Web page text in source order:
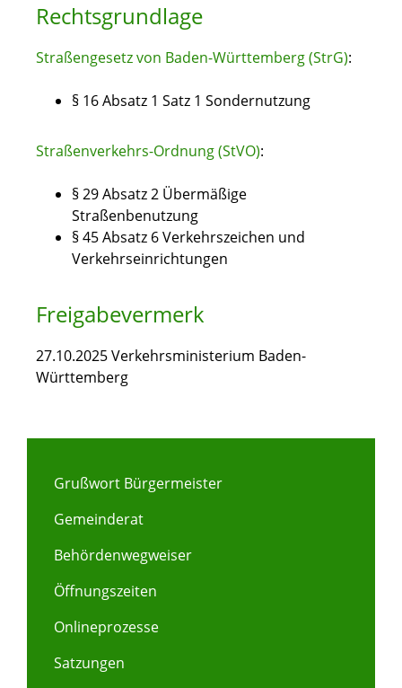
Rechtsgrundlage
Straßengesetz von Baden-Württemberg (StrG):
§ 16 Absatz 1 Satz 1 Sondernutzung
Straßenverkehrs-Ordnung (StVO):
§ 29 Absatz 2 Übermäßige
Straßenbenutzung
§ 45 Absatz 6Verkehrszeichen und
Verkehrseinrichtungen
Freigabevermerk
27.10.2025 Verkehrsministerium Baden-
Württemberg
Grußwort Bürgermeister
Gemeinderat
Behördenwegweiser
Öffnungszeiten
Onlineprozesse
Satzungen